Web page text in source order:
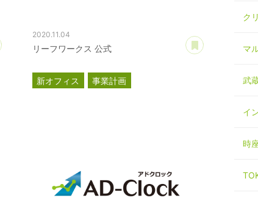
あとで読む
2020.11.04
リーフワークス 公式
あとで読む
新オフィス
事業計画
ク
マ
武
イ
時